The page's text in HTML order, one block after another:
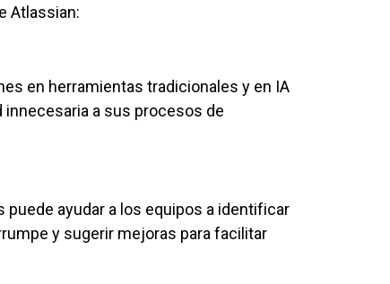
Atlassian:
en herramientas tradicionales y en IA
a sus procesos de
ayudar a los equipos a identificar
y sugerir mejoras para facilitar